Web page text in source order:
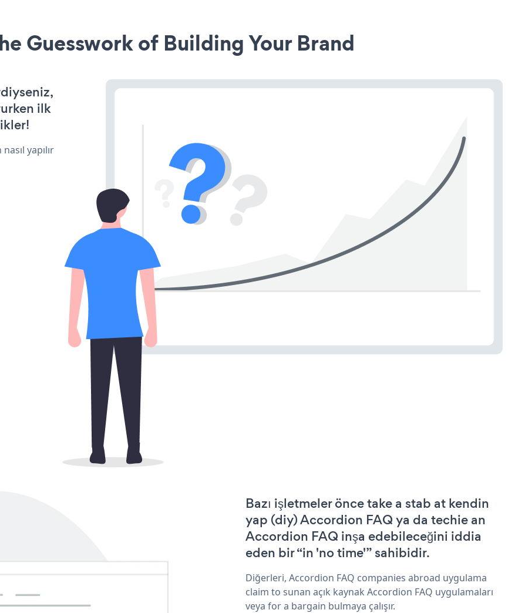
Guesswork of Building Your Brand
ilk
yapılır
Bazı işletmeler önce take a stab at kendin
yap (diy) Accordion FAQ ya da techie an
Accordion FAQ inşa edebileceğini iddia
eden bir “in 'no time'” sahibidir.
Diğerleri, Accordion FAQ companies abroad uygulama
claim to sunan açık kaynak Accordion FAQ uygulamaları
veya for a bargain bulmaya çalışır.